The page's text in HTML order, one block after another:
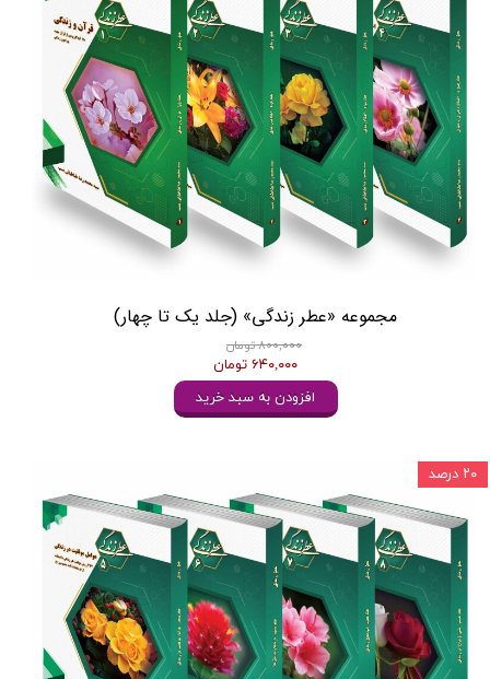
مجموعه «عطر زندگی» (جلد یک تا چهار)
۸۰۰,۰۰۰ تومان
۶۴۰,۰۰۰ تومان
افزودن به سبد خرید
۲۰ درصد